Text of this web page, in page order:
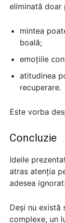
eliminată doar
mintea
boală;
emoțiile
atitudinea
recuperare.
Este vorba
Concluzie
Ideile
atras atenția
adesea
Deși nu există
complexe, un